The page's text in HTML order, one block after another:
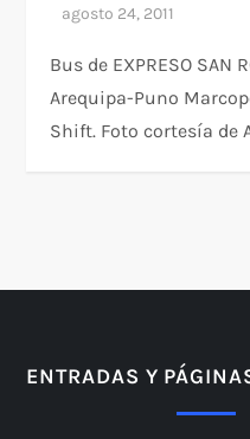
Bus de EXPRESO SAN
Arequipa-Puno
Shift. Foto cortesía de
ENTRADAS Y